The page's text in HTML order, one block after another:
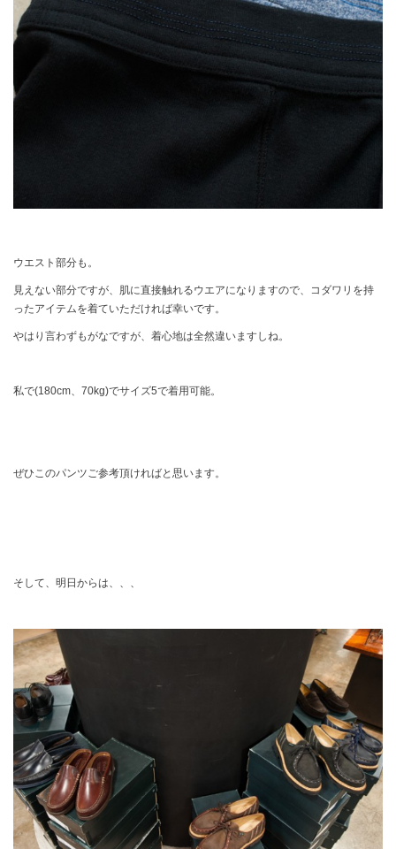
ウエスト部分も。
見えない部分ですが、肌に直接触れるウエアになりますので、コダワリを持
ったアイテムを着ていただければ幸いです。
やはり言わずもがなですが、着心地は全然違いますしね。
私で(180cm、70kg)でサイズ5で着用可能。
ぜひこのパンツご参考頂ければと思います。
そして、明日からは、、、